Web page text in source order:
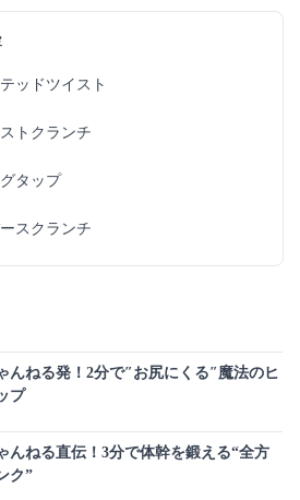
ッドツイスト
トクランチ
タップ
スクランチ
んねる発！2分で″お尻にくる″魔法のヒ
プ
んねる直伝！3分で体幹を鍛える“全方
ク”